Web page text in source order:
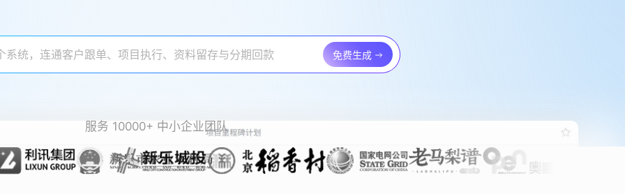
免费生成
免费生成
服务 10000+ 中小企业团队